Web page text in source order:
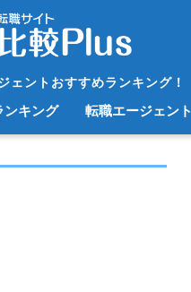
ェントおすすめランキング！
ンキング 転職エージェント